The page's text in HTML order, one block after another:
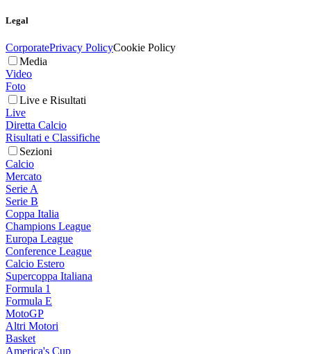
Legal
CorporatePrivacy PolicyCookie Policy
Media
Video
Foto
Live e Risultati
Live
Diretta Calcio
Risultati e Classifiche
Sezioni
Calcio
Mercato
Serie A
Serie B
Coppa Italia
Champions League
Europa League
Conference League
Calcio Estero
Supercoppa Italiana
Formula 1
Formula E
MotoGP
Altri Motori
Basket
America's Cup